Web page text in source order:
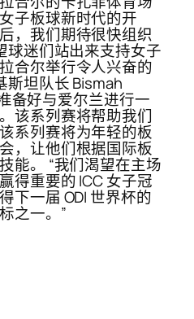
子板球新时代的开
，我们期待很快组织
球迷们站出来支持女子
合尔举行令人兴奋的
斯坦队长 Bismah
备好与爱尔兰进行一
该系列赛将帮助我们
系列赛将为年轻的板
，让他们根据国际板
能。 “我们渴望在主场
得重要的 ICC 女子冠
下一届 ODI 世界杯的
之一。”